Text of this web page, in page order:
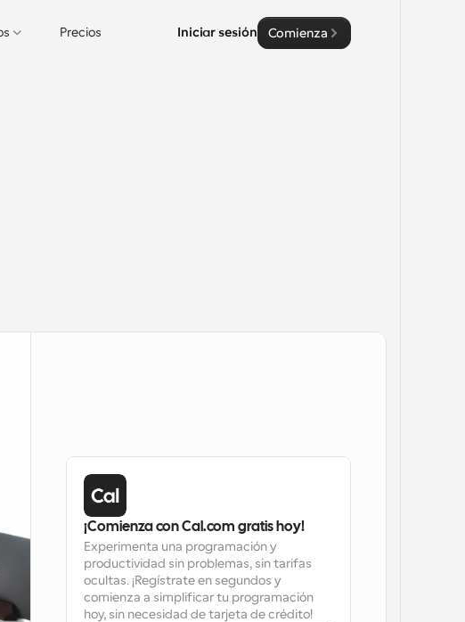
Precios Iniciar sesión Comienza
¡Comienza con Cal.com gratis hoy!
Experimenta una programación y
productividad sin problemas, sin tarifas
ocultas. ¡Regístrate en segundos y
comienza a simplificar tu programación
hoy, sin necesidad de tarjeta de crédito!